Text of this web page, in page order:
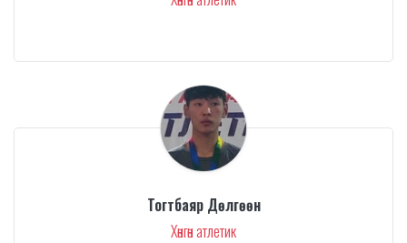
Тогтбаяр Дөлгөөн
Хөнгөн атлетик